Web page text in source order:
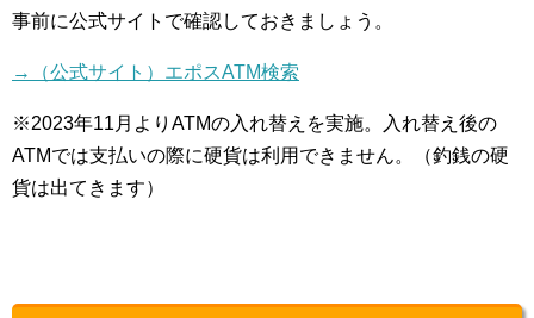
事前に公式サイトで確認しておきましょう。
→（公式サイト）エポスATM検索
※2023年11月よりATMの入れ替えを実施。入れ替え後の
ATMでは支払いの際に硬貨は利用できません。（釣銭の硬
貨は出てきます）